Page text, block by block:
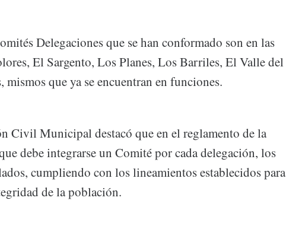
Delegaciones que se han conformado son en las
El Sargento, Los Planes, Los Barriles, El Valle del
que ya se encuentran en funciones.
Civil Municipal destacó que en el reglamento de la
debe integrarse un Comité por cada delegación, los
cumpliendo con los lineamientos establecidos para
de la población.